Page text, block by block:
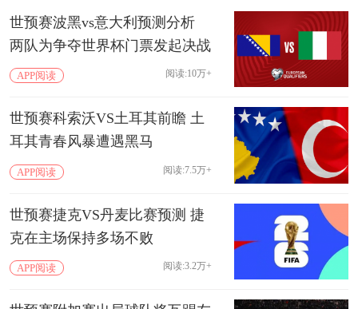
世预赛波黑vs意大利预测分析
两队为争夺世界杯门票发起决战
APP阅读 阅读:10万+
世预赛科索沃VS土耳其前瞻 土
耳其青春风暴遭遇黑马
APP阅读 阅读:7.5万+
世预赛捷克VS丹麦比赛预测 捷
克在主场保持多场不败
APP阅读 阅读:3.2万+